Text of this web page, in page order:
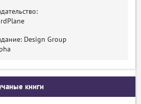
Design Group
книги